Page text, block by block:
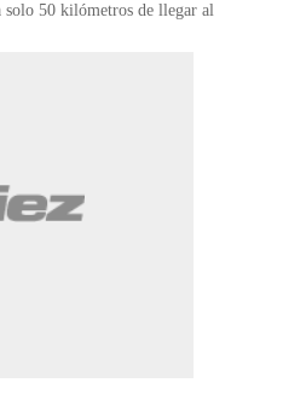
50 kilómetros de llegar al